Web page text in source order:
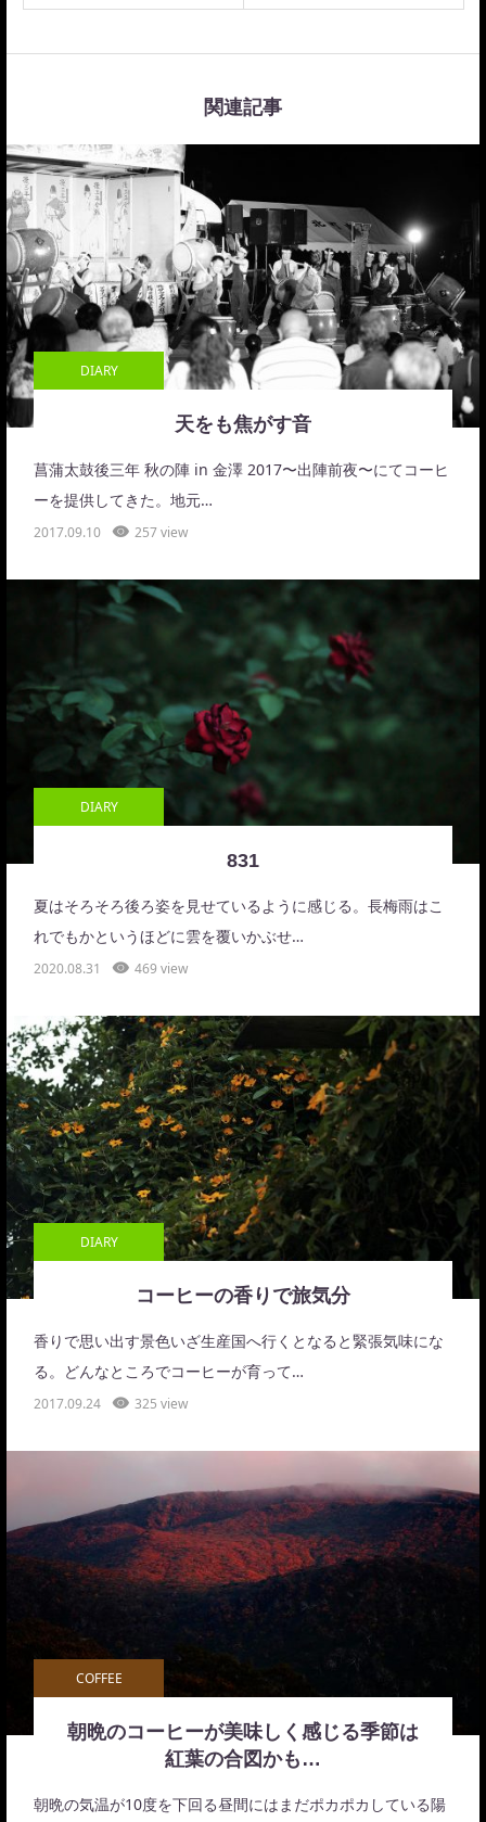
関連記事
DIARY
天をも焦がす音
菖蒲太鼓後三年 秋の陣 in 金澤 2017〜出陣前夜〜にてコーヒ
ーを提供してきた。地元…
2017.09.10 257 view
DIARY
831
夏はそろそろ後ろ姿を見せているように感じる。長梅雨はこ
れでもかというほどに雲を覆いかぶせ…
2020.08.31 469 view
DIARY
コーヒーの香りで旅気分
香りで思い出す景色いざ生産国へ行くとなると緊張気味にな
る。どんなところでコーヒーが育って…
2017.09.24 325 view
COFFEE
朝晩のコーヒーが美味しく感じる季節は
紅葉の合図かも…
朝晩の気温が10度を下回る昼間にはまだポカポカしている陽